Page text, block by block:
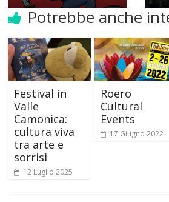
Potrebbe anche
Festival in
Valle
Camonica:
cultura viva
tra arte e
sorrisi
12 Luglio 2025
Roero
Cultural
Events
17 Giugno 2022